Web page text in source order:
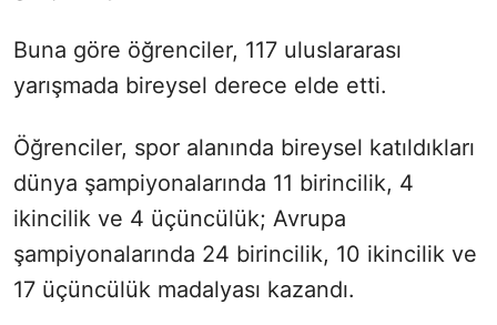
Buna göre öğrenciler, 117 uluslararası
yarışmada bireysel derece elde etti.
Öğrenciler, spor alanında bireysel katıldıkları
dünya şampiyonalarında 11 birincilik, 4
ikincilik ve 4 üçüncülük; Avrupa
şampiyonalarında 24 birincilik, 10 ikincilik ve
17 üçüncülük madalyası kazandı.